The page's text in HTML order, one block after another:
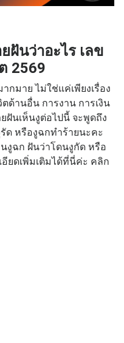
ฝันว่าอะไร เลข
2569
กมาย ไม่ใช่แค่เพียงเรื่อง
ด้านอื่น การงาน การเงิน
ฝันเห็นงูต่อไปนี้ จะพูดถึง
ด หรืองูฉกทำร้ายนะคะ
งูฉก ฝันว่าโดนงูกัด หรือ
ยดเพิ่มเติมได้ที่นี่ค่ะ คลิก